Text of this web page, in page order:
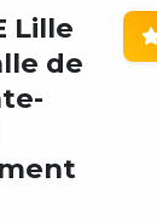
Lille
de